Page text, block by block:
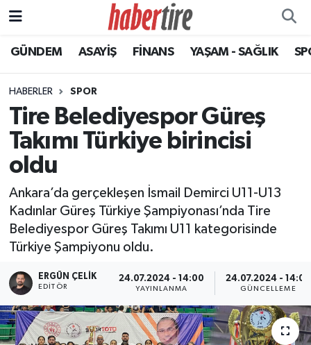
GÜNDEM ASAYİŞ FİNANS YAŞAM - SAĞLIK
HABERLER SPOR
Tire Belediyespor Güreş
Takımı Türkiye birincisi
oldu
Ankara’da gerçekleşen İsmail Demirci U11-U13
Kadınlar Güreş Türkiye Şampiyonası’nda Tire
Belediyespor Güreş Takımı U11 kategorisinde
Türkiye Şampiyonu oldu.
ERGÜN ÇELIK
EDITÖR
24.07.2024 - 14:00
YAYINLANMA
24.07.2024 - 14:02
GÜNCELLEME
Tire Nöbetçi Eczaneler
Tire Hava Durumu
Tire Trafik Yoğunluk Haritası
Süper Lig Puan Durumu ve Fikstür
Tüm Manşetler
Son Dakika Haberleri